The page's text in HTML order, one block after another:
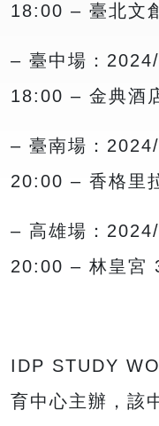
18:00 – 臺北文
– 臺中場：
18:00 – 金典酒
– 臺南場：
20:00 – 香格里
– 高雄場：
20:00 – 林皇宮
IDP STUDY
育中心主辦，該